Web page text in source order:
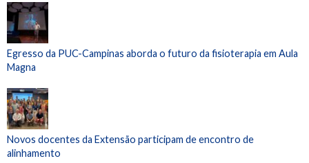
Egresso da PUC-Campinas aborda o futuro da fisioterapia em Aula
Magna
Novos docentes da Extensão participam de encontro de
alinhamento